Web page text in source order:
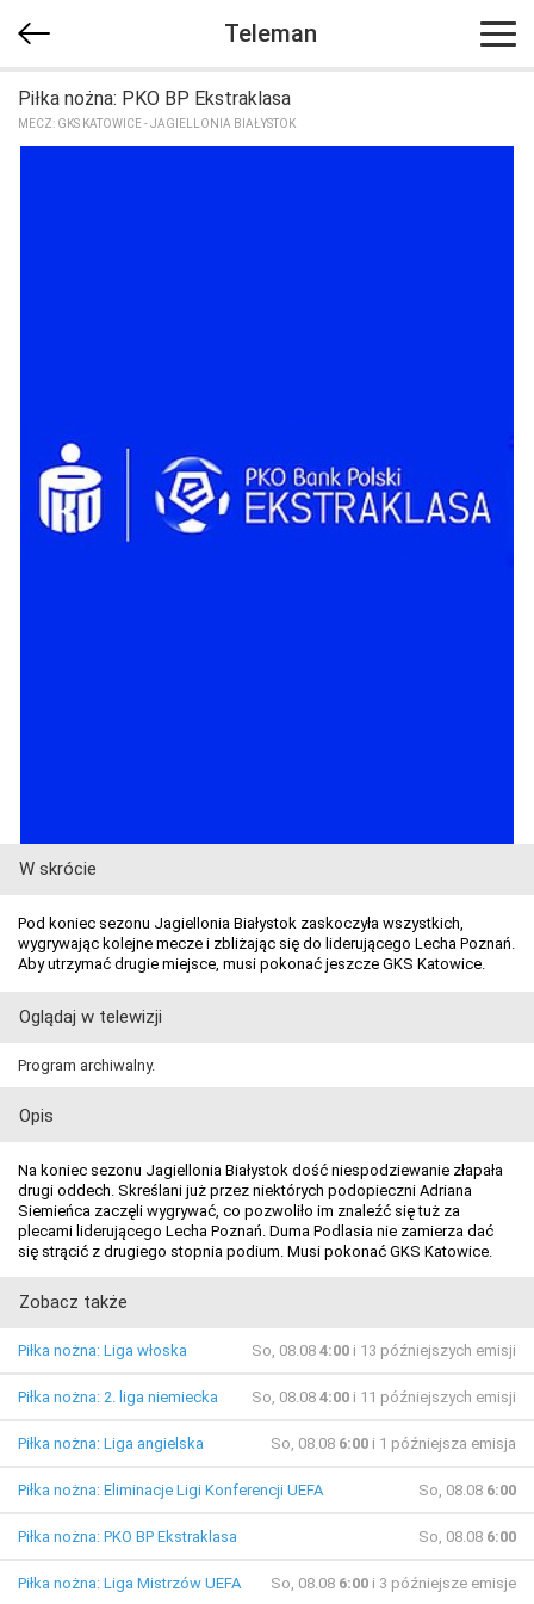
Teleman
Piłka nożna: PKO BP Ekstraklasa
MECZ: GKS KATOWICE - JAGIELLONIA BIAŁYSTOK
W skrócie
Pod koniec sezonu Jagiellonia Białystok zaskoczyła wszystkich,
wygrywając kolejne mecze i zbliżając się do liderującego Lecha Poznań.
Aby utrzymać drugie miejsce, musi pokonać jeszcze GKS Katowice.
Oglądaj w telewizji
Program archiwalny.
Opis
Na koniec sezonu Jagiellonia Białystok dość niespodziewanie złapała
drugi oddech. Skreślani już przez niektórych podopieczni Adriana
Siemieńca zaczęli wygrywać, co pozwoliło im znaleźć się tuż za
plecami liderującego Lecha Poznań. Duma Podlasia nie zamierza dać
się strącić z drugiego stopnia podium. Musi pokonać GKS Katowice.
Zobacz także
Piłka nożna: Liga włoska So, 08.08 4:00 i 13 późniejszych emisji
Piłka nożna: 2. liga niemiecka So, 08.08 4:00 i 11 późniejszych emisji
Piłka nożna: Liga angielska So, 08.08 6:00 i 1 późniejsza emisja
Piłka nożna: Eliminacje Ligi Konferencji UEFA So, 08.08 6:00
Piłka nożna: PKO BP Ekstraklasa So, 08.08 6:00
Piłka nożna: Liga Mistrzów UEFA So, 08.08 6:00 i 3 późniejsze emisje